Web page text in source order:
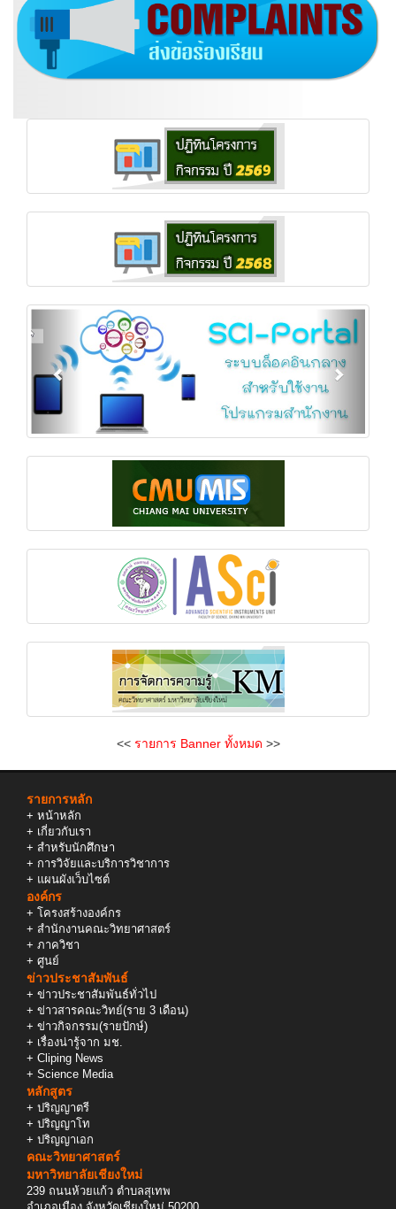
<< รายการ Banner ทั้งหมด >>
รายการหลัก
+ หน้าหลัก
+ เกี่ยวกับเรา
+ สำหรับนักศึกษา
+ การวิจัยและบริการวิชาการ
+ แผนผังเว็บไซต์
องค์กร
+ โครงสร้างองค์กร
+ สำนักงานคณะวิทยาศาสตร์
+ ภาควิชา
+ ศูนย์
ข่าวประชาสัมพันธ์
+ ข่าวประชาสัมพันธ์ทั่วไป
+ ข่าวสารคณะวิทย์(ราย 3 เดือน)
+ ข่าวกิจกรรม(รายปักษ์)
+ เรื่องน่ารู้จาก มช.
+ Cliping News
+ Science Media
หลักสูตร
+ ปริญญาตรี
+ ปริญญาโท
+ ปริญญาเอก
คณะวิทยาศาสตร์
มหาวิทยาลัยเชียงใหม่
239 ถนนห้วยแก้ว ตำบลสุเทพ